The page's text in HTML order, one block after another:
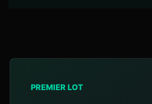
PREMIER LOT